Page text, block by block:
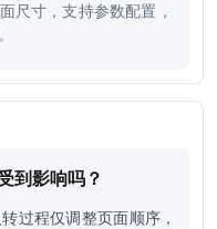
尺寸，支持参数配置，
到影响吗？
过程仅调整页面顺序，